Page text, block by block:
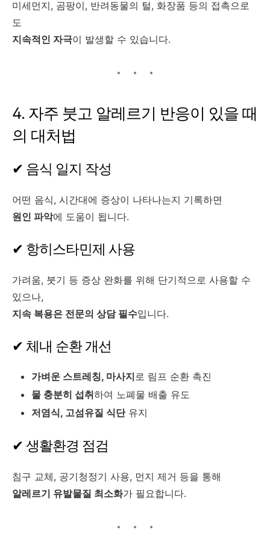
미세먼지, 곰팡이, 반려동물의 털, 화장품 등의 접촉으로
도
지속적인 자극이 발생할 수 있습니다.
4. 자주 붓고 알레르기 반응이 있을 때
의 대처법
✔ 음식 일지 작성
어떤 음식, 시간대에 증상이 나타나는지 기록하면
원인 파악에 도움이 됩니다.
✔ 항히스타민제 사용
가려움, 붓기 등 증상 완화를 위해 단기적으로 사용할 수
있으나,
지속 복용은 전문의 상담 필수입니다.
✔ 체내 순환 개선
가벼운 스트레칭, 마사지 로 림프 순환 촉진
물 충분히 섭취하여 노폐물 배출 유도
저염식, 고섬유질 식단유지
✔ 생활환경 점검
침구 교체, 공기청정기 사용, 먼지 제거 등을 통해
알레르기 유발물질 최소화가 필요합니다.